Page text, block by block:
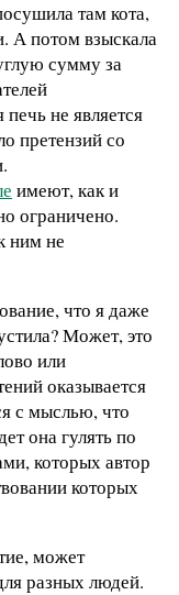
там кота,
А потом взыскала
сумму за
не является
претензий со
имеют, как и
ограничено.
ним не
что я даже
Может, это
или
оказывается
с мыслью, что
она гулять по
которых автор
которых
может
разных людей.